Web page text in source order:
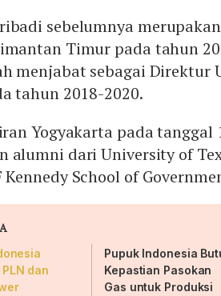
sebelumnya
Timur pada tahun
menjabat sebagai Direktur
tahun 2018-2020.
Yogyakarta pada tanggal
alumni dari University of
Kennedy School of
dan
Pupuk Indonesia
Kepastian Pasokan
Gas untuk Produksi